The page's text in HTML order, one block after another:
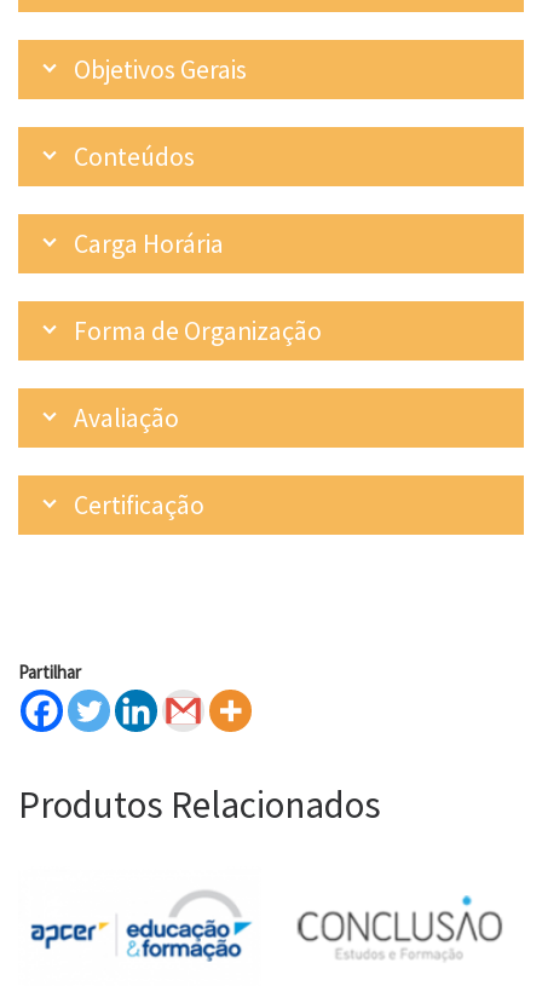
Objetivos Gerais
Conteúdos
Carga Horária
Forma de Organização
Avaliação
Certificação
Partilhar
Produtos Relacionados